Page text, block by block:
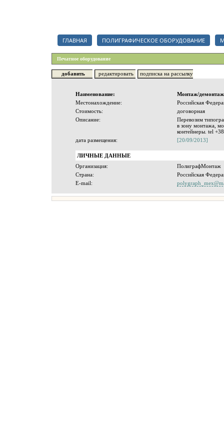
ГЛАВНАЯ ПОЛИГРАФИЧЕСКОЕ ОБОРУДОВАНИЕ
Печатное оборудование
добавить редактировать подписка на рассылку
Наименование:
Монтаж/
Местонахождение:
Российская
Стоимость:
договорная
Описание:
Перевозим
в зону монтажа,
контейнеры. tel
дата размещения:
[20/09/2013]
ЛИЧНЫЕ ДАННЫЕ
Организация:
ПолиграфМонтаж
Страна:
Российская
E-mail: